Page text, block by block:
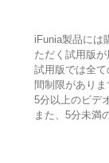
iFunia製品には
ただく試用版が
試用版では全
間制限がありま
5分以上のビデ
また、5分未満